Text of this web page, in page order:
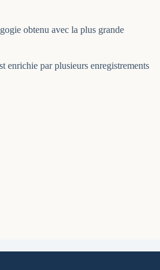
obtenu avec la plus grande
enrichie par plusieurs enregistrements